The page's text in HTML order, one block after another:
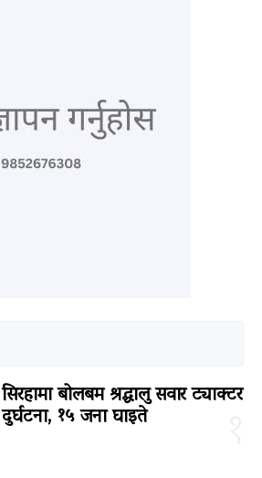
सिरहामा बोलबम श्रद्धालु सवार ट्याक्टर
दुर्घटना, १५ जना घाइते